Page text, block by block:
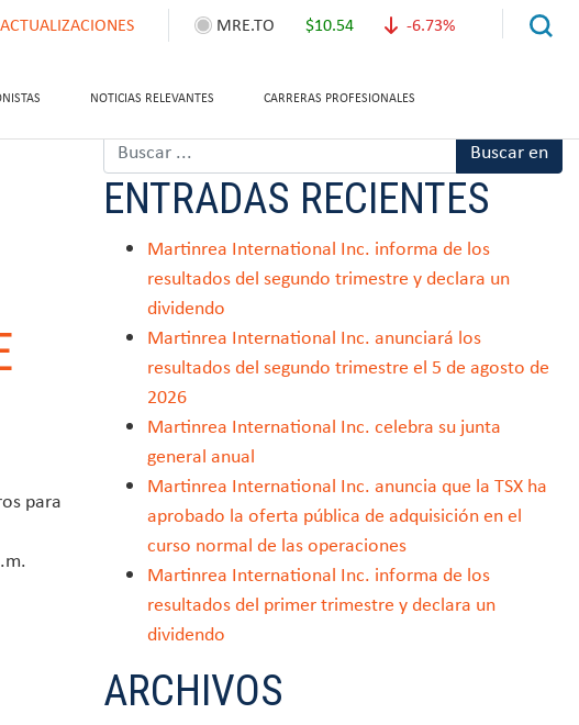
MRE.TO $10.54 -6.73%
NOTICIAS RELEVANTES CARRERAS PROFESIONALES
para
ENTRADAS RECIENTES
Martinrea International Inc. informa de los
resultados del segundo trimestre y declara un
dividendo
Martinrea International Inc. anunciará los
resultados del segundo trimestre el 5 de agosto de
2026
Martinrea International Inc. celebra su junta
general anual
Martinrea International Inc. anuncia que la TSX ha
aprobado la oferta pública de adquisición en el
curso normal de las operaciones
Martinrea International Inc. informa de los
resultados del primer trimestre y declara un
dividendo
ARCHIVOS